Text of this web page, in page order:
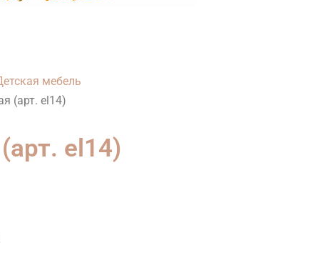
мебель
(арт. el14)
el14)